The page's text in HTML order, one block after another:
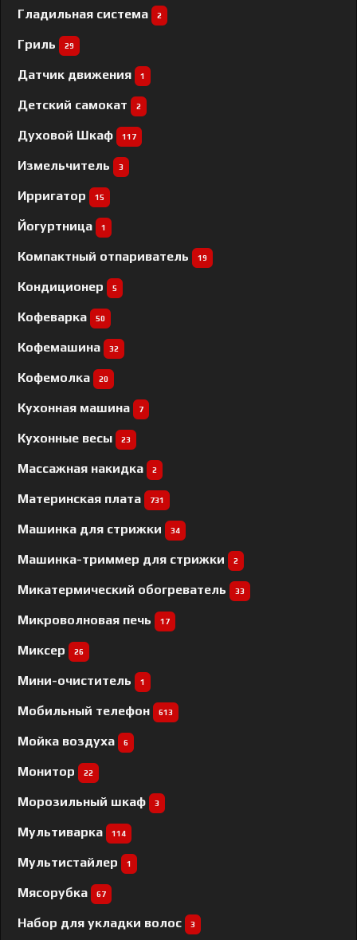
Гладильная система 2
Гриль 29
Датчик движения 1
Детский самокат 2
Духовой Шкаф 117
Измельчитель 3
Ирригатор 15
Йогуртница 1
Компактный отпариватель 19
Кондиционер 5
Кофеварка 50
Кофемашина 32
Кофемолка 20
Кухонная машина 7
Кухонные весы 23
Массажная накидка 2
Материнская плата 731
Машинка для стрижки 34
Машинка-триммер для стрижки 2
Микатермический обогреватель 33
Микроволновая печь 17
Миксер 26
Мини-очиститель 1
Мобильный телефон 613
Мойка воздуха 6
Монитор 22
Морозильный шкаф 3
Мультиварка 114
Мультистайлер 1
Мясорубка 67
Набор для укладки волос 3